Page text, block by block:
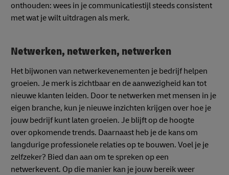
onthouden: wees in je communicatiestijl steeds consistent
met wat je wilt uitdragen als merk.
Netwerken, netwerken, netwerken
Het bijwonen van netwerkevenementen je bedrijf helpen
groeien. Je merk is zichtbaar en de aanwezigheid kan tot
nieuwe klanten leiden. Door te netwerken met mensen in je
eigen branche, kun je nieuwe inzichten krijgen over hoe je
jouw bedrijf kunt laten groeien. Je blijft op de hoogte
over opkomende trends. Daarnaast heb je de kans om
langdurige professionele relaties op te bouwen. Voel je je
zelfzeker? Bied dan aan om te spreken op een
netwerkevent. Op die manier kan je jouw bereik weer